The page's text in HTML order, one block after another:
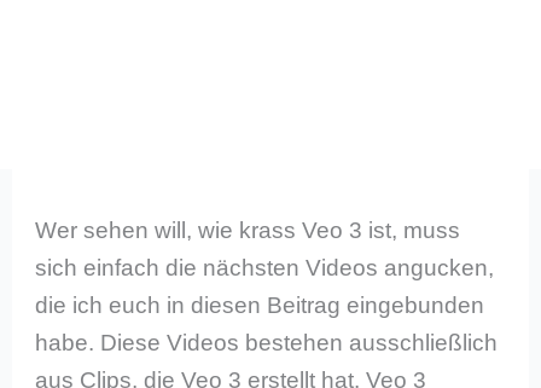
Wer sehen will, wie krass Veo 3 ist, muss
sich einfach die nächsten Videos angucken,
die ich euch in diesen Beitrag eingebunden
habe. Diese Videos bestehen ausschließlich
aus Clips, die Veo 3 erstellt hat. Veo 3